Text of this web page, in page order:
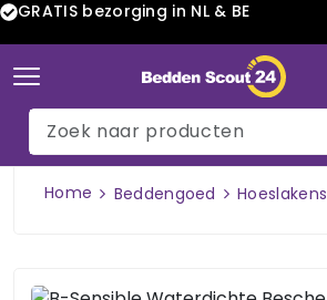
GRATIS bezorging in NL & BE
Home Beddengoed Hoeslakens